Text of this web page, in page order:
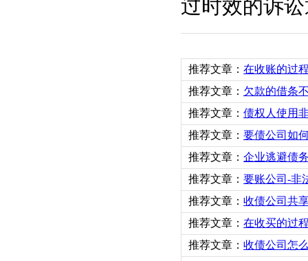
过时效的诉
推荐文章： 在收账的过
推荐文章： 欠款的借条
推荐文章： 债权人使用
推荐文章： 要债公司如
推荐文章： 企业逃避债
推荐文章： 要账公司-非
推荐文章： 收债公司共
推荐文章： 在收买的过
推荐文章： 收债公司怎